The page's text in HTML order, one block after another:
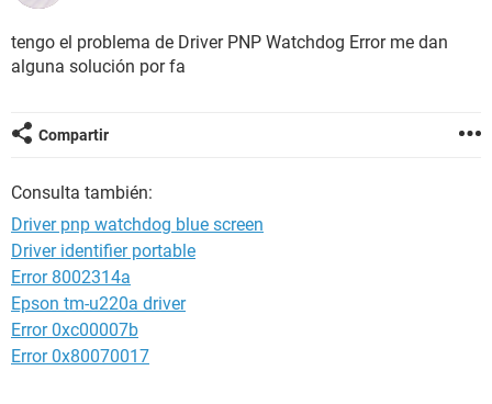
tengo el problema de Driver PNP Watchdog Error me dan
alguna solución por fa
Compartir
Consulta también:
Driver pnp watchdog blue screen
Driver identifier portable
Error 8002314a
Epson tm-u220a driver
Error 0xc00007b
Error 0x80070017